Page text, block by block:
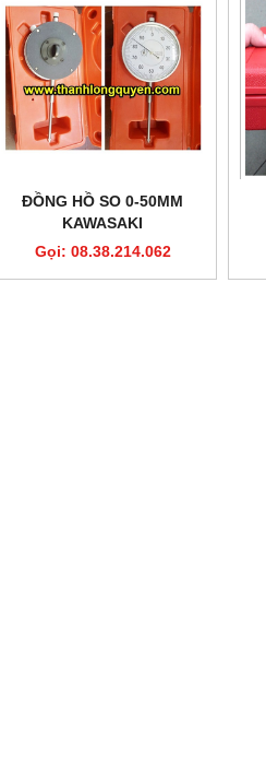
ĐỒNG HỒ SO 0-50MM
KAWASAKI
Gọi: 08.38.214.062